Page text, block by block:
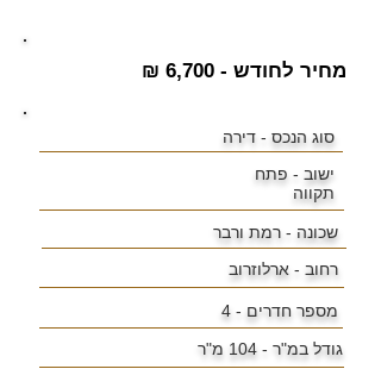
מחיר לחודש - 6,700 ₪
סוג הנכס - דירה
ישוב - פתח
תקווה
שכונה - רמת ורבר
רחוב - ארלוזרוב
מספר חדרים - 4
גודל במ"ר -